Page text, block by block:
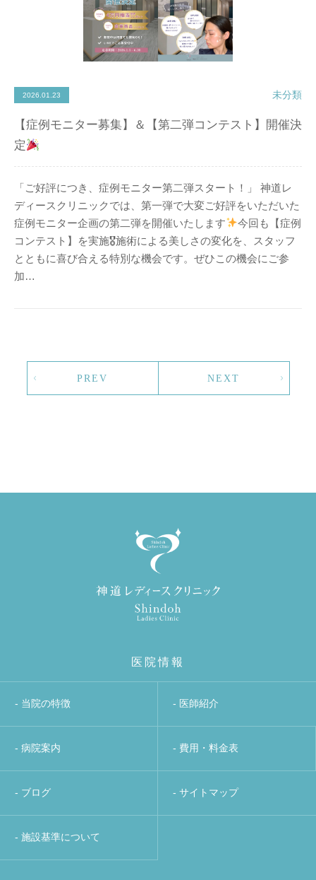
2026.01.23 未分類
【症例モニター募集】＆【第二弾コンテスト】開催決
定
「ご好評につき、症例モニター第二弾スタート！」 神道レ
ディースクリニックでは、第一弾で大変ご好評をいただいた
症例モニター企画の第二弾を開催いたします
今回も【症例
コンテスト】を実施🎖施術による美しさの変化を、スタッフ
とともに喜び合える特別な機会です。ぜひこの機会にご参
加…
PREV NEXT
医院情報
- 当院の特徴 - 医師紹介
- 病院案内 - 費用・料金表
- ブログ - サイトマップ
- 施設基準について